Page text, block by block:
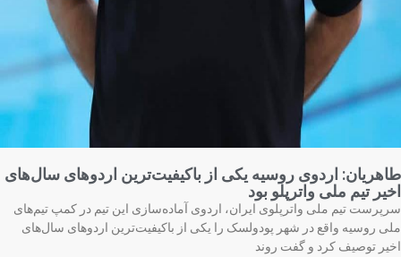
اردوی روسیه یکی از باکیفیت‌ترین اردوهای سال‌های
تیم ملی واترپلو بود
تیم ملی واترپلوی ایران، اردوی آماده‌سازی این تیم در کمپ تیم‌های
روسیه واقع در شهر پودولسک را یکی از باکیفیت‌ترین اردوهای سال‌های
توصیف کرد و گفت روند